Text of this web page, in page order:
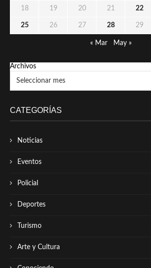
18 19 20 21 22
25 26 27 28 29
« Mar May »
Archivos
CATEGORÍAS
Noticias
Eventos
Policial
Deportes
Turismo
Arte y Cultura